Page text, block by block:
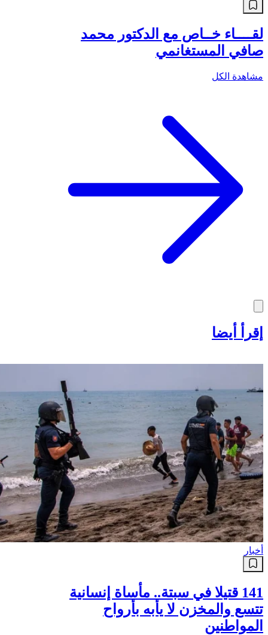
لقــــاء خــاص مع الدكتور محمد
صافي المستغانمي
مشاهدة الكل
إقرأ أيضا
أخبار
141 قتيلا في سبتة.. مأساة إنسانية
تتسع والمخزن لا يأبه بأرواح
المواطنين